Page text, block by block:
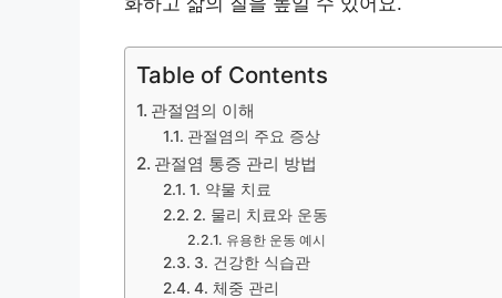
Table of Contents
관절염의 이해
관절염의 주요 증상
관절염 통증 관리 방법
1. 약물 치료
2. 물리 치료와 운동
유용한 운동 예시
3. 건강한 식습관
4. 체중 관리